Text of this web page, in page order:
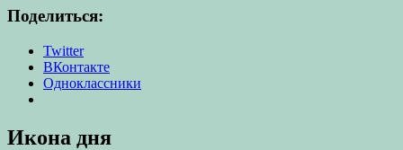
Поделиться:
Twitter
ВКонтакте
Одноклассники
Икона дня